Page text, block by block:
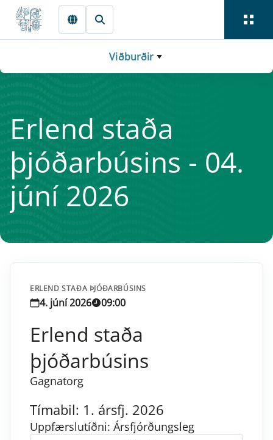
Fara beint í Meginmál
Viðburðir
Er­lend staða
þjóðar­bús­ins - 04.
júní 2026
ERLEND STAÐA ÞJÓÐARBÚSINS
4. júní 2026 09:00
Erlend staða
þjóðarbúsins
Gagnatorg
Tímabil: 1. ársfj. 2026
Uppfærslutíðni: Ársfjórðungsleg